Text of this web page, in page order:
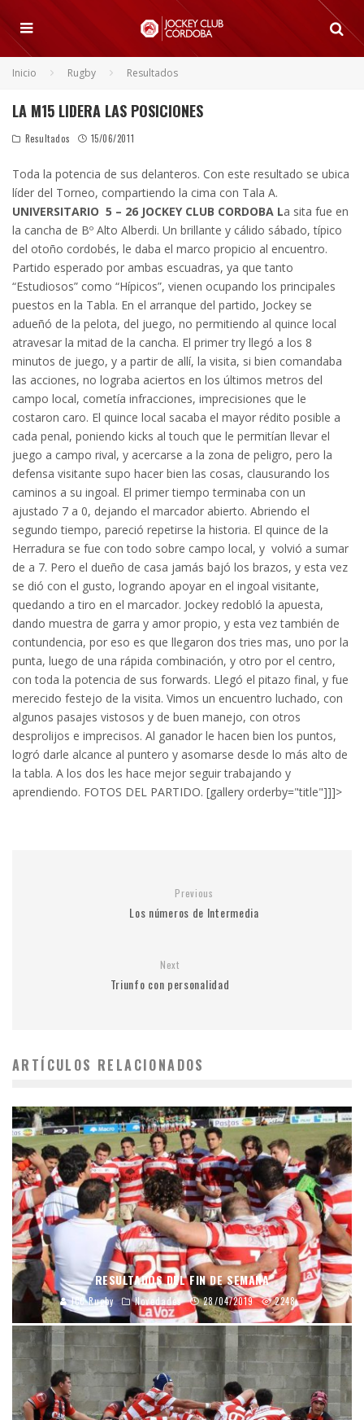
Inicio Rugby Resultados
LA M15 LIDERA LAS POSICIONES
Resultados 15/06/2011
Toda la potencia de sus delanteros. Con este resultado se ubica
líder del Torneo, compartiendo la cima con Tala A.
UNIVERSITARIO 5 – 26 JOCKEY CLUB CORDOBA La sita fue en
la cancha de Bº Alto Alberdi. Un brillante y cálido sábado, típico
del otoño cordobés, le daba el marco propicio al encuentro.
Partido esperado por ambas escuadras, ya que tanto
“Estudiosos” como “Hípicos”, vienen ocupando los principales
puestos en la Tabla. En el arranque del partido, Jockey se
adueñó de la pelota, del juego, no permitiendo al quince local
atravesar la mitad de la cancha. El primer try llegó a los 8
minutos de juego, y a partir de allí, la visita, si bien comandaba
las acciones, no lograba aciertos en los últimos metros del
campo local, cometía infracciones, imprecisiones que le
costaron caro. El quince local sacaba el mayor rédito posible a
cada penal, poniendo kicks al touch que le permitían llevar el
juego a campo rival, y acercarse a la zona de peligro, pero la
defensa visitante supo hacer bien las cosas, clausurando los
caminos a su ingoal. El primer tiempo terminaba con un
ajustado 7 a 0, dejando el marcador abierto. Abriendo el
segundo tiempo, pareció repetirse la historia. El quince de la
Herradura se fue con todo sobre campo local, y volvió a sumar
de a 7. Pero el dueño de casa jamás bajó los brazos, y esta vez
se dió con el gusto, logrando apoyar en el ingoal visitante,
quedando a tiro en el marcador. Jockey redobló la apuesta,
dando muestra de garra y amor propio, y esta vez también de
contundencia, por eso es que llegaron dos tries mas, uno por la
punta, luego de una rápida combinación, y otro por el centro,
con toda la potencia de sus forwards. Llegó el pitazo final, y fue
merecido festejo de la visita. Vimos un encuentro luchado, con
algunos pasajes vistosos y de buen manejo, con otros
desprolijos e imprecisos. Al ganador le hacen bien los puntos,
logró darle alcance al puntero y asomarse desde lo más alto de
la tabla. A los dos les hace mejor seguir trabajando y
aprendiendo. FOTOS DEL PARTIDO. [gallery orderby="title"]]]>
Previous
Los números de Intermedia
Next
Triunfo con personalidad
ARTÍCULOS RELACIONADOS
RESULTADOS DEL FIN DE SEMANA
JCC Rugby Novedades 28/04/2019 2248